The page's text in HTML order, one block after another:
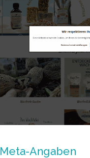
Meta-Angaben